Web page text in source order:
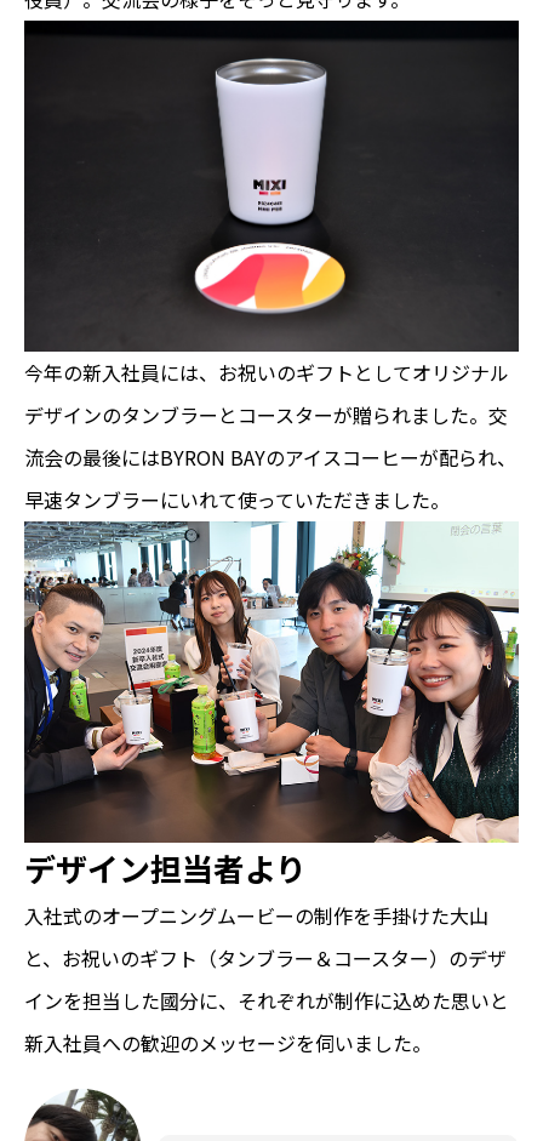
今年の新入社員には、お祝いのギフトとしてオリジナル
デザインのタンブラーとコースターが贈られました。交
流会の最後にはBYRON BAYのアイスコーヒーが配られ、
早速タンブラーにいれて使っていただきました。
デザイン担当者より
入社式のオープニングムービーの制作を手掛けた大山
と、お祝いのギフト（タンブラー＆コースター）のデザ
インを担当した國分に、それぞれが制作に込めた思いと
新入社員への歓迎のメッセージを伺いました。